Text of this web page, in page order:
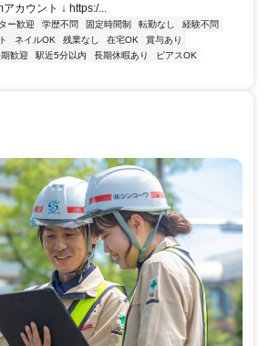
カウント ↓ https:/...
ー歓迎 学歴不問 固定時間制 転勤なし
経験不問
ネイルOK 残業なし 在宅OK
賞与あり
歓迎 駅近5分以内 長期休暇あり
ピアスOK